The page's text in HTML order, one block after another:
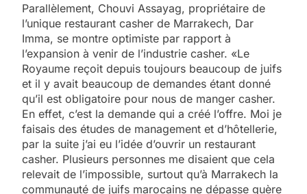
Parallèlement, Chouvi Assayag, propriétaire de
l’unique restaurant casher de Marrakech, Dar
Imma, se montre optimiste par rapport à
l’expansion à venir de l’industrie casher. «Le
Royaume reçoit depuis toujours beaucoup de juifs
et il y avait beaucoup de demandes étant donné
qu’il est obligatoire pour nous de manger casher.
En effet, c’est la demande qui a créé l’offre. Moi je
faisais des études de management et d’hôtellerie,
par la suite j’ai eu l’idée d’ouvrir un restaurant
casher. Plusieurs personnes me disaient que cela
relevait de l’impossible, surtout qu’à Marrakech la
communauté de juifs marocains ne dépasse guère